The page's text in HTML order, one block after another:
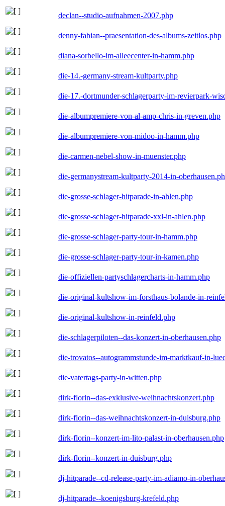
declan--studio-aufnahmen-2007.php
denny-fabian--praesentation-des-albums-zeitlos.php
diana-sorbello-im-alleecenter-in-hamm.php
die-14.-germany-stream-kultparty.php
die-17.-dortmunder-schlagerparty-im-revierpark-
die-albumpremiere-von-al-amp-chris-in-greven.php
die-albumpremiere-von-midoo-in-hamm.php
die-carmen-nebel-show-in-muenster.php
die-germanystream-kultparty-2014-in-
die-grosse-schlager-hitparade-in-ahlen.php
die-grosse-schlager-hitparade-xxl-in-ahlen.php
die-grosse-schlager-party-tour-in-hamm.php
die-grosse-schlager-party-tour-in-kamen.php
die-offiziellen-partyschlagercharts-in-hamm.php
die-original-kultshow-im-forsthaus-bolande-in-
die-original-kultshow-in-reinfeld.php
die-schlagerpiloten--das-konzert-in-oberhausen.php
die-trovatos--autogrammstunde-im-marktkauf-in-
die-vatertags-party-in-witten.php
dirk-florin--das-exklusive-weihnachtskonzert.php
dirk-florin--das-weihnachtskonzert-in-duisburg.php
dirk-florin--konzert-im-lito-palast-in-oberhausen.php
dirk-florin--konzert-in-duisburg.php
dj-hitparade--cd-release-party-im-adiamo-in-
dj-hitparade--koenigsburg-krefeld.php